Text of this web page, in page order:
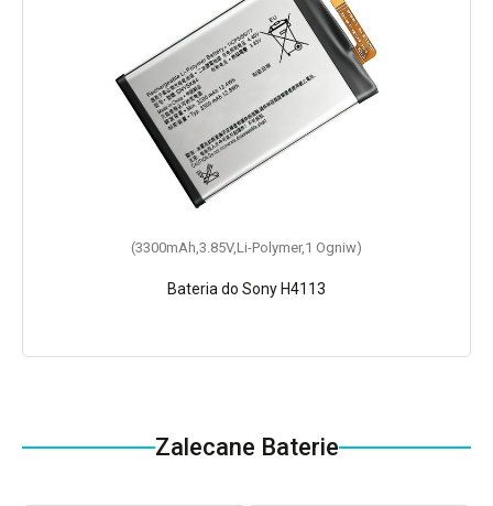
(3300mAh,3.85V,Li-Polymer,1 Ogniw)
Bateria do Sony H4113
Zalecane Baterie